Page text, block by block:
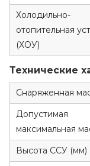
Холодильно-
отопительная
(ХОУ)
Технические
Снаряженная
Допустимая
максимальная
Высота ССУ (мм)